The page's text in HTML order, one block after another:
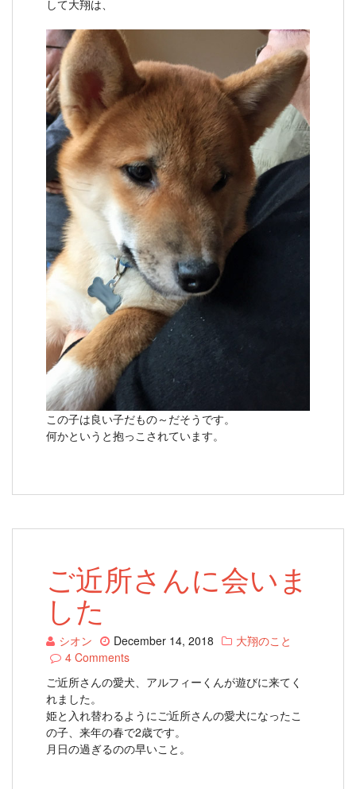
して大翔は、
この子は良い子だもの～だそうです。
何かというと抱っこされています。
ご近所さんに会いま
した
シオン December 14, 2018
大翔のこと
4 Comments
ご近所さんの愛犬、アルフィーくんが遊びに来てく
れました。
姫と入れ替わるようにご近所さんの愛犬になったこ
の子、来年の春で2歳です。
月日の過ぎるのの早いこと。